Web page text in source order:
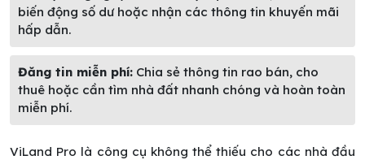
biến động số dư hoặc nhận các thông tin khuyến mãi
hấp dẫn.
Đăng tin miễn phí: Chia sẻ thông tin rao bán, cho
thuê hoặc cần tìm nhà đất nhanh chóng và hoàn toàn
miễn phí.
ViLand Pro là công cụ không thể thiếu cho các nhà đầu